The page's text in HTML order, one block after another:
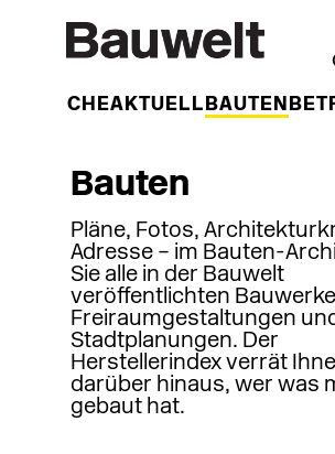
WOCHEAKTUELL BAUTEN
Bauten
Pläne, Fotos,
Adresse – im Bauten-
Sie alle in der Bauwelt
veröffentlichten
Freiraumgestaltungen
Stadtplanungen. Der
Herstellerindex verrät
darüber hinaus, wer was
gebaut hat.